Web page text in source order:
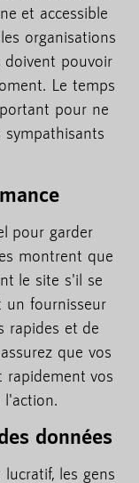
et accessible
organisations
doivent pouvoir
Le temps
pour ne
pour garder
montrent que
le site s'il se
un fournisseur
rapides et de
que vos
vos
l'action.
données
les gens